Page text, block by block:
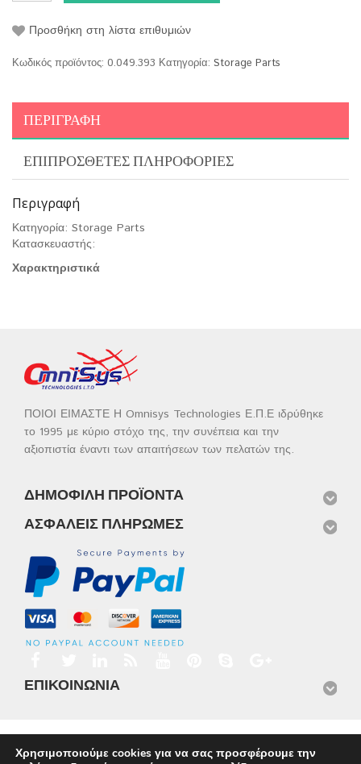
Προσθήκη στη λίστα επιθυμιών
Κωδικός προϊόντος: 0.049.393 Κατηγορία: Storage Parts
ΠΕΡΙΓΡΑΦΉ
ΕΠΙΠΡΌΣΘΕΤΕΣ ΠΛΗΡΟΦΟΡΊΕΣ
Περιγραφή
Κατηγορία: Storage Parts
Κατασκευαστής:
Χαρακτηριστικά
ΠΟΙΟΙ ΕΙΜΑΣΤΕ Η Omnisys Technologies Ε.Π.Ε ιδρύθηκε
το 1995 με κύριο στόχο της, την συνέπεια και την
αξιοπιστία έναντι των απαιτήσεων των πελατών της.
ΔΗΜΟΦΙΛΉ ΠΡΟΪΌΝΤΑ
ΑΣΦΑΛΕΊΣ ΠΛΗΡΩΜΈΣ
ΕΠΙΚΟΙΝΩΝΊΑ
Προϊόντα
Φωτογραφίες
Service
Εταιρικό Προφίλ Επικοινωνία
Χρησιμοποιούμε cookies για να σας προσφέρουμε την